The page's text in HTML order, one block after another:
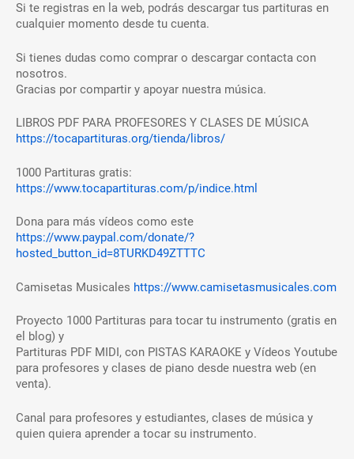
Si te registras en la web, podrás descargar tus partituras en
cualquier momento desde tu cuenta.
Si tienes dudas como comprar o descargar contacta con
nosotros.
Gracias por compartir y apoyar nuestra música.
LIBROS PDF PARA PROFESORES Y CLASES DE MÚSICA
https://tocapartituras.org/tienda/libros/
1000 Partituras gratis:
https://www.tocapartituras.com/p/indice.html
Dona para más vídeos como este
https://www.paypal.com/donate/?
hosted_button_id=8TURKD49ZTTTC
Camisetas Musicales https://www.camisetasmusicales.com
Proyecto 1000 Partituras para tocar tu instrumento (gratis en
el blog) y
Partituras PDF MIDI, con PISTAS KARAOKE y Vídeos Youtube
para profesores y clases de piano desde nuestra web (en
venta).
Canal para profesores y estudiantes, clases de música y
quien quiera aprender a tocar su instrumento.